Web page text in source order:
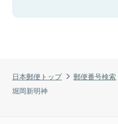
日本郵便トップ 郵便番号検索
堀岡新明神